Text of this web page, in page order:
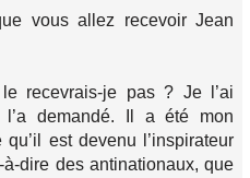
vous allez recevoir Jean
recevrais-je pas ? Je l’ai
demandé. Il a été mon
est devenu l’inspirateur
à-dire des antinationaux, que